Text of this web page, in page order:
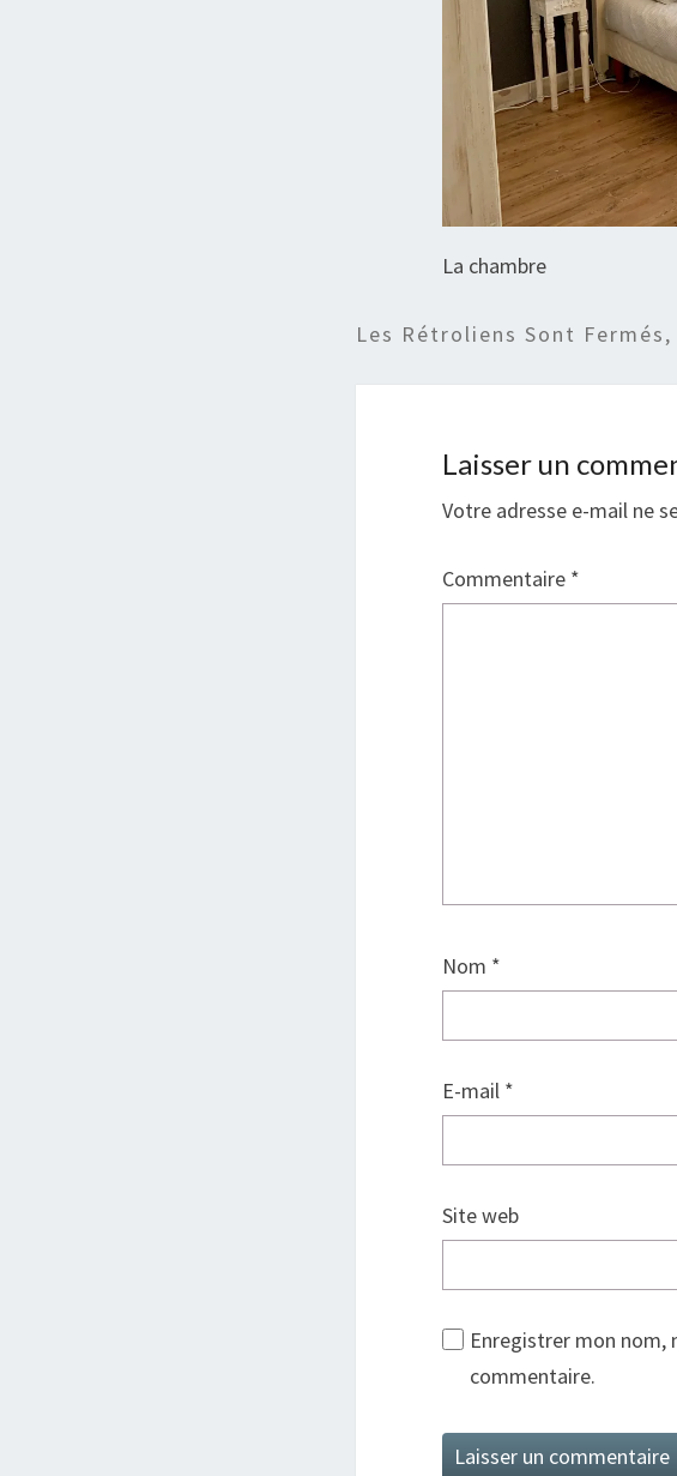
La chambre
Les Rétroliens Sont Fermés,
Laisser un
Votre adresse e-mail ne
Commentaire *
Nom *
E-mail *
Site web
Enregistrer mon nom,
commentaire.